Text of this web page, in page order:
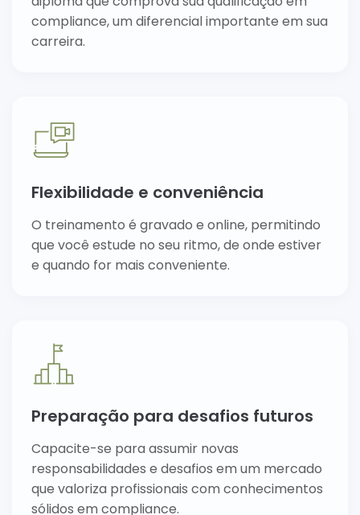
compliance, um diferencial importante em sua
carreira.
Flexibilidade e conveniência
O treinamento é gravado e online, permitindo
que você estude no seu ritmo, de onde estiver
e quando for mais conveniente.
Preparação para desafios futuros
Capacite-se para assumir novas
responsabilidades e desafios em um mercado
que valoriza profissionais com conhecimentos
sólidos em compliance.